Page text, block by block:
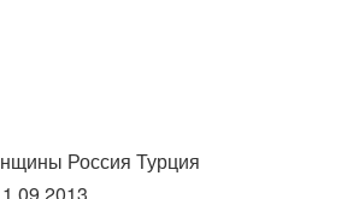
Россия Турция